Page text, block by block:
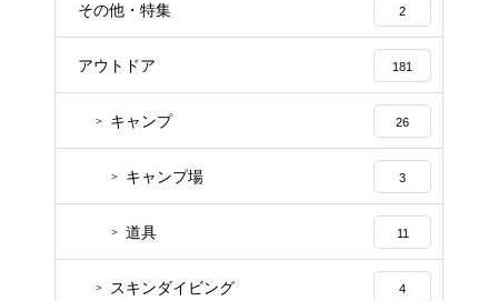
その他・特集 2
アウトドア 181
キャンプ 26
キャンプ場 3
道具 11
スキンダイビング 4